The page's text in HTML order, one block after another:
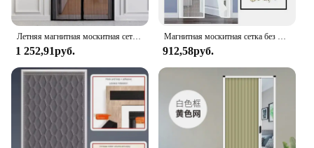
Летняя магнитная москитная сетка, защита от насекомых, мух, дверные шторы, автоматическое закрытие экрана, подходит для домашней раздвижной двери
1 252,91руб.
Магнитная москитная сетка без отверстий, сетчатая сетка для защиты от насекомых, Дверные Шторы с автоматическим закрытием, подходит для домашних раздвижных дверей
912,58руб.